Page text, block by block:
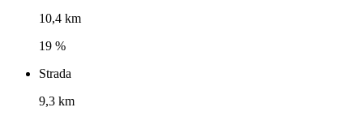
10,4 km
19 %
Strada
9,3 km